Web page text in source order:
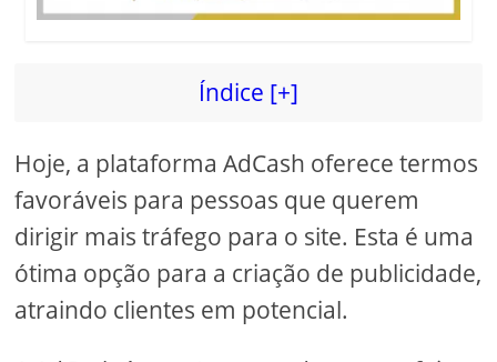
Índice [+]
Hoje, a plataforma AdCash oferece termos
favoráveis ​​para pessoas que querem
dirigir mais tráfego para o site. Esta é uma
ótima opção para a criação de publicidade,
atraindo clientes em potencial.